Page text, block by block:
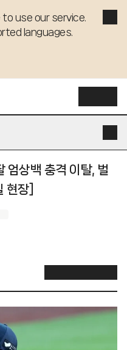
use our service.
languages.
엄상백 충격 이탈, 벌
현장]